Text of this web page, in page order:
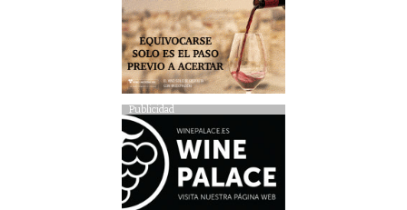
Publicidad